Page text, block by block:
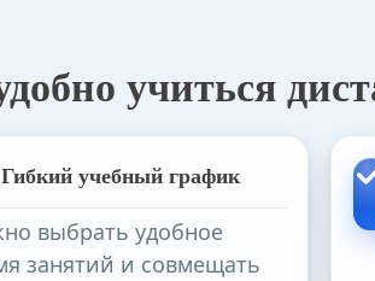
народных художественных
(дефектологическое)
учиться
Гибкий учебный график
выбрать удобное
занятий и совмещать